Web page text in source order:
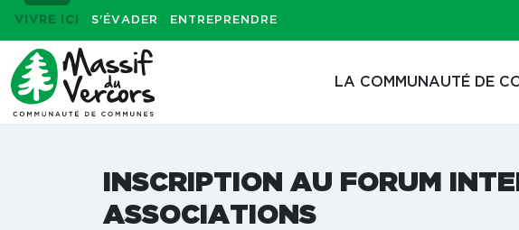
VIVRE ICI S'ÉVADER ENTREPRENDRE
LA COMMUNAUTÉ DE
INSCRIPTION AU FORUM
ASSOCIATIONS